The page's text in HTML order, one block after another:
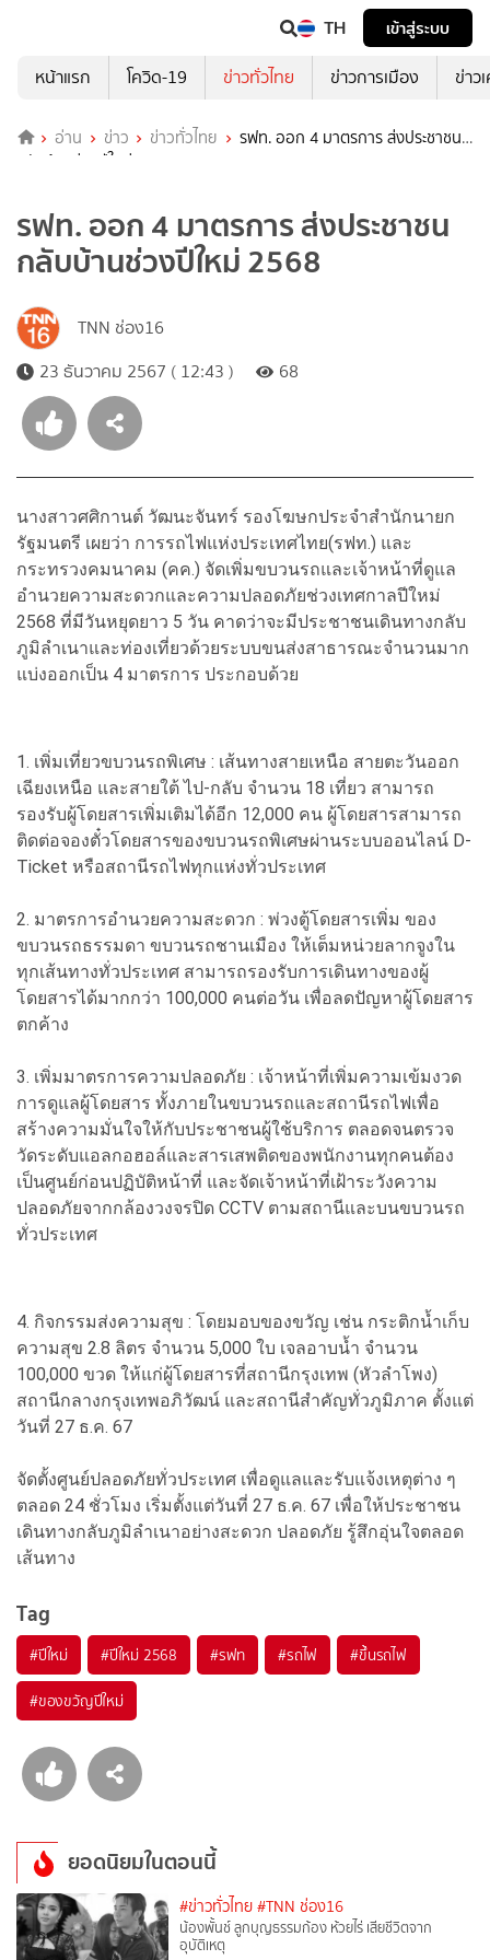
TH
เข้าสู่ระบบ
หน้าแรก
โควิด-19 ข่าวทั่วไทย ข่าวการเมือง ข่าว
อ่าน ข่าว ข่าวทั่วไทย
รฟท. ออก 4 มาตรการ ส่งประชาชน
กลับบ้านช่วงปีใหม่ 2568
รฟท. ออก 4 มาตรการ ส่งประชาชน
กลับบ้านช่วงปีใหม่ 2568
TNN ช่อง16
23 ธันวาคม 2567 ( 12:43 )
68
นางสาวศศิกานต์ วัฒนะจันทร์ รองโฆษกประจำสำนักนายก
รัฐมนตรี เผยว่า การรถไฟแห่งประเทศไทย(รฟท.) และ
กระทรวงคมนาคม (คค.) จัดเพิ่มขบวนรถและเจ้าหน้าที่ดูแล
อำนวยความสะดวกและความปลอดภัยช่วงเทศกาลปีใหม่
2568 ที่มีวันหยุดยาว 5 วัน คาดว่าจะมีประชาชนเดินทางกลับ
ภูมิลำเนาและท่องเที่ยวด้วยระบบขนส่งสาธารณะจำนวนมาก
แบ่งออกเป็น 4 มาตรการ ประกอบด้วย
1. เพิ่มเที่ยวขบวนรถพิเศษ : เส้นทางสายเหนือ สายตะวันออก
เฉียงเหนือ และสายใต้ ไป-กลับ จำนวน 18 เที่ยว สามารถ
รองรับผู้โดยสารเพิ่มเติมได้อีก 12,000 คน ผู้โดยสารสามารถ
ติดต่อจองตั๋วโดยสารของขบวนรถพิเศษผ่านระบบออนไลน์ D-
Ticket หรือสถานีรถไฟทุกแห่งทั่วประเทศ
2. มาตรการอำนวยความสะดวก : พ่วงตู้โดยสารเพิ่ม ของ
ขบวนรถธรรมดา ขบวนรถชานเมือง ให้เต็มหน่วยลากจูงใน
ทุกเส้นทางทั่วประเทศ สามารถรองรับการเดินทางของผู้
โดยสารได้มากกว่า 100,000 คนต่อวัน เพื่อลดปัญหาผู้โดยสาร
ตกค้าง
3. เพิ่มมาตรการความปลอดภัย : เจ้าหน้าที่เพิ่มความเข้มงวด
การดูแลผู้โดยสาร ทั้งภายในขบวนรถและสถานีรถไฟเพื่อ
สร้างความมั่นใจให้กับประชาชนผู้ใช้บริการ ตลอดจนตรวจ
วัดระดับแอลกอฮอล์และสารเสพติดของพนักงานทุกคนต้อง
เป็นศูนย์ก่อนปฏิบัติหน้าที่ และจัดเจ้าหน้าที่เฝ้าระวังความ
ปลอดภัยจากกล้องวงจรปิด CCTV ตามสถานีและบนขบวนรถ
ทั่วประเทศ
4. กิจกรรมส่งความสุข : โดยมอบของขวัญ เช่น กระติกน้ำเก็บ
ความสุข 2.8 ลิตร จำนวน 5,000 ใบ เจลอาบน้ำ จำนวน
100,000 ขวด ให้แก่ผู้โดยสารที่สถานีกรุงเทพ (หัวลำโพง)
สถานีกลางกรุงเทพอภิวัฒน์ และสถานีสำคัญทั่วภูมิภาค ตั้งแต่
วันที่ 27 ธ.ค. 67
จัดตั้งศูนย์ปลอดภัยทั่วประเทศ เพื่อดูแลและรับแจ้งเหตุต่าง ๆ
ตลอด 24 ชั่วโมง เริ่มตั้งแต่วันที่ 27 ธ.ค. 67 เพื่อให้ประชาชน
เดินทางกลับภูมิลำเนาอย่างสะดวก ปลอดภัย รู้สึกอุ่นใจตลอด
เส้นทาง
Tag
#ปีใหม่ #ปีใหม่ 2568 #รฟท #รถไฟ #ขึ้นรถไฟ
#ของขวัญปีใหม่
ยอดนิยมในตอนนี้
#ข่าวทั่วไทย #TNN ช่อง16
น้องพั้นช์ ลูกบุญธรรมก้อง ห้วยไร่ เสียชีวิตจาก
อุบัติเหตุ